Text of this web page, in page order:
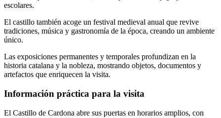
escolares.
El castillo también acoge un festival medieval anual que revive
tradiciones, música y gastronomía de la época, creando un ambiente
único.
Las exposiciones permanentes y temporales profundizan en la
historia catalana y la nobleza, mostrando objetos, documentos y
artefactos que enriquecen la visita.
Información práctica para la visita
El Castillo de Cardona abre sus puertas en horarios amplios, con